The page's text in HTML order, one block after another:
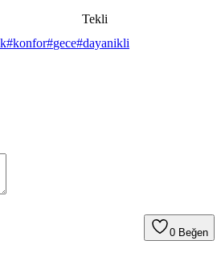
Tekli
#konfor#gece#dayanikli
0 Beğen